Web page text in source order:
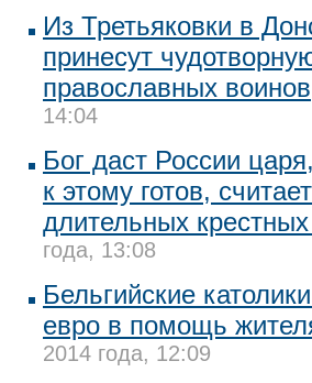
Из Третьяковки в
принесут
православных воинов
14:04
Бог даст России
к этому готов,
длительных
года, 13:08
Бельгийские
евро в помощь
2014 года, 12:09